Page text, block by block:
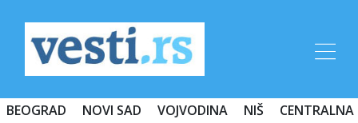
BEOGRAD NOVI SAD VOJVODINA NIŠ CENTRALNA